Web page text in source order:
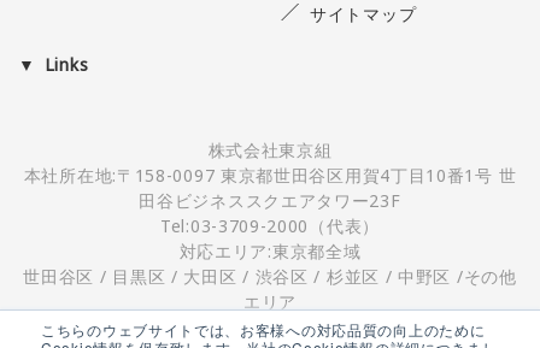
こちらのウェブサイトでは、お客様への対応品質の向上のために
サイトマップ
Links
株式会社東京組
本社所在地:〒158-0097 東京都世田谷区用賀4丁目10番1号 世
田谷ビジネススクエアタワー23F
Tel:03-3709-2000（代表）
対応エリア:東京都全域
世田谷区 / 目黒区 / 大田区 / 渋谷区 / 杉並区 / 中野区 /その他
エリア